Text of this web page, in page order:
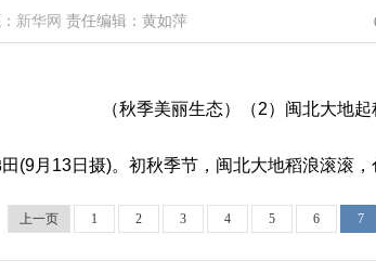
新华网 责任编辑：黄如萍
(9月13日摄)。初秋季节，闽北大地稻浪滚滚
上一页 1 2 3 4 5 6 7